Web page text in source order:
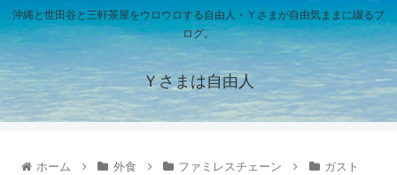
沖縄と世田谷と三軒茶屋をウロウロする自由人・Ｙさまが自由気ままに綴るブ
ログ。
Ｙさまは自由人
ホーム 外食 ファミレスチェーン ガスト